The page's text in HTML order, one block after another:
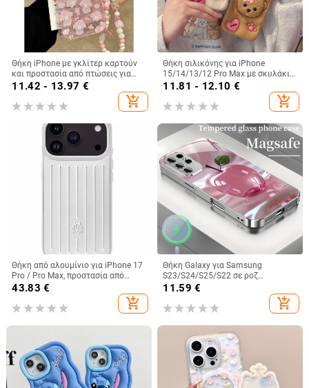
Θήκη iPhone με γκλίτερ καρτούν
και προστασία από πτώσεις για
iPhone 16 Pro Max, 15, 14 Pro, 13
11.42 - 13.97 €
add_shopping_cart
Θήκη σιλικόνης για iPhone
15/14/13/12 Pro Max με σκυλάκι
με φιόγκο, πλήρης προστασία
11.81 - 12.10 €
add_shopping_cart
Θήκη από αλουμίνιο για iPhone 17
Pro / Pro Max, προστασία από
πτώσεις, μαγνητικό κλείσιμο,
κατασκευή με έγχυση, δυνατότητα
προσαρμογής
43.83 €
add_shopping_cart
Θήκη Galaxy για Samsung
S23/S24/S25/S22 σε ροζ
παγωμένο κρύσταλλο με πλήρη
κάλυψη και μεταλλικό φινίρισμα
11.59 €
add_shopping_cart